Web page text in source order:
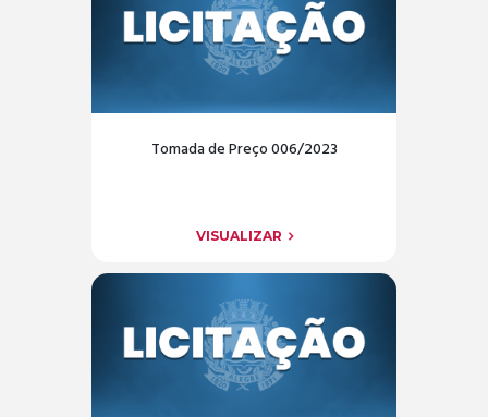
Tomada de Preço 006/2023
VISUALIZAR